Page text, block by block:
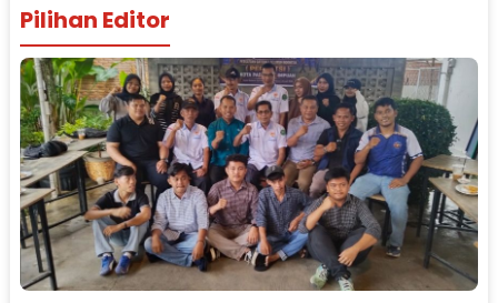
Pilihan Editor